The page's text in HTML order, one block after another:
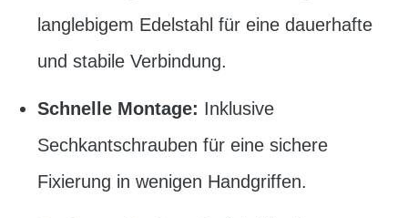
langlebigem Edelstahl für eine dauerhafte
und stabile Verbindung.
Schnelle Montage: Inklusive
Sechkantschrauben für eine sichere
Fixierung in wenigen Handgriffen.